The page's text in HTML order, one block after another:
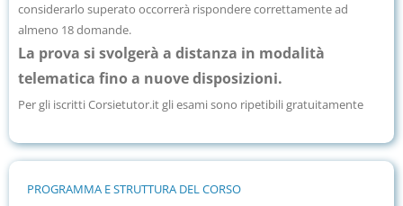
considerarlo superato occorrerà rispondere correttamente ad
almeno 18 domande.
La prova si svolgerà a distanza in modalità
telematica fino a nuove disposizioni.
Per gli iscritti Corsietutor.it gli esami sono ripetibili gratuitamente
PROGRAMMA E STRUTTURA DEL CORSO